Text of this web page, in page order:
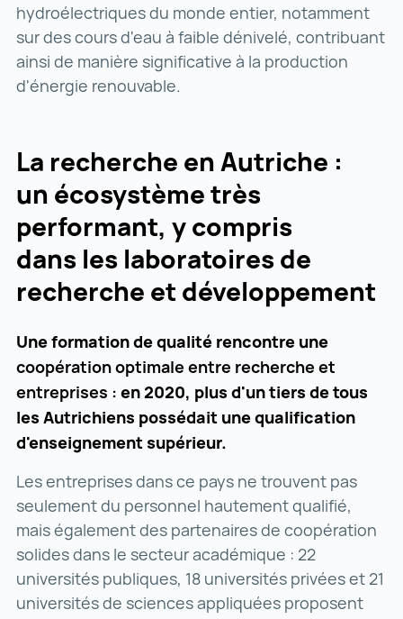
hydroélectriques du monde entier, notamment
sur des cours d'eau à faible dénivelé, contribuant
ainsi de manière significative à la production
d'énergie renouvable.
La recherche en Autriche :
un écosystème très
performant, y compris
dans les laboratoires de
recherche et développement
Une formation de qualité rencontre une
coopération optimale entre recherche et
entreprises : en 2020, plus d'un tiers de tous
les Autrichiens possédait une qualification
d'enseignement supérieur.
Les entreprises dans ce pays ne trouvent pas
seulement du personnel hautement qualifié,
mais également des partenaires de coopération
solides dans le secteur académique : 22
universités publiques, 18 universités privées et 21
universités de sciences appliquées proposent